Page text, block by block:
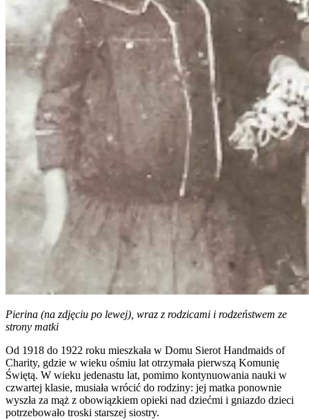
Pierina (na zdjęciu po lewej), wraz z rodzicami i rodzeństwem ze
strony matki
Od 1918 do 1922 roku mieszkała w Domu Sierot Handmaids of
Charity, gdzie w wieku ośmiu lat otrzymała pierwszą Komunię
Świętą. W wieku jedenastu lat, pomimo kontynuowania nauki w
czwartej klasie, musiała wrócić do rodziny: jej matka ponownie
wyszła za mąż z obowiązkiem opieki nad dziećmi i gniazdo dzieci
potrzebowało troski starszej siostry.